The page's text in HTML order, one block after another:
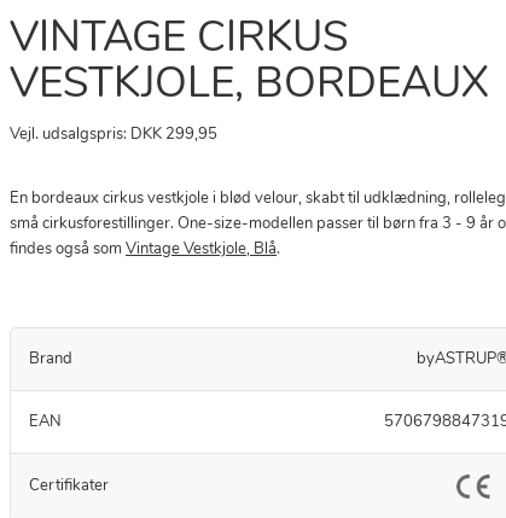
VINTAGE CIRKUS
VESTKJOLE, BORDEAUX
Vejl. udsalgspris: DKK 299,95
En bordeaux cirkus vestkjole i blød velour, skabt til udklædning,
små cirkusforestillinger. One-size-modellen passer til børn fra 3 - 9 år
findes også som Vintage Vestkjole, Blå.
Brand
EAN
Certifikater